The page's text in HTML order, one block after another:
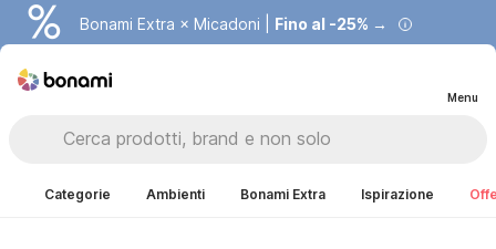
Bonami Extra × Micadoni | Fino al -25% →
Menu
Categorie Ambienti Bonami Extra Ispirazione